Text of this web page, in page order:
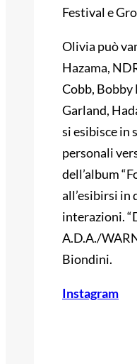
Festival e
Olivia può
Hazama,
Cobb,
Garland,
si esibisce in
personali
dell’album
all’esibirsi in
interazioni.
A.D.A./
Biondini.
Instagram